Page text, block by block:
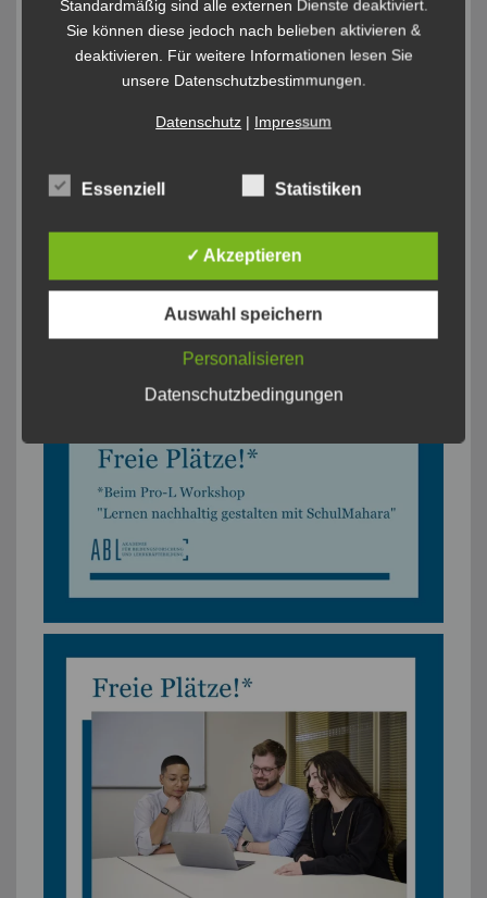
Standardmäßig sind alle externen Dienste deaktiviert.
Sie können diese jedoch nach belieben aktivieren &
deaktivieren. Für weitere Informationen lesen Sie
unsere Datenschutzbestimmungen.
Datenschutz| Impressum
Essenziell Statistiken
✓ Akzeptieren
Auswahl speichern
Personalisieren
Datenschutzbedingungen